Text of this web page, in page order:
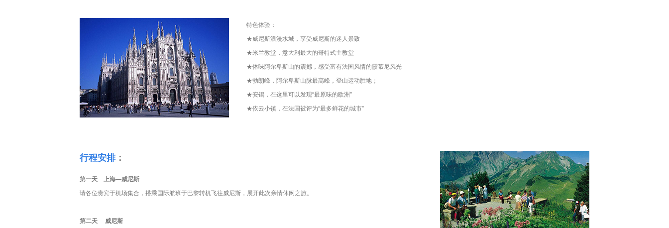
特色体验：
★威尼斯浪漫水城，享受威尼斯的迷人景致
★米兰教堂，意大利最大的哥特式主教堂
★体味阿尔卑斯山的震撼，感受富有法国风情的霞慕尼风光
★勃朗峰，阿尔卑斯山脉最高峰，登山运动胜地；
★安锡，在这里可以发现“最原味的欧洲”
★依云小镇，在法国被评为“最多鲜花的城市”
行程安排：
第一天 上海—威尼斯
请各位贵宾于机场集合，搭乘国际航班于巴黎转机飞往威尼斯，展开此次亲情休闲之旅。
第二天 威尼斯